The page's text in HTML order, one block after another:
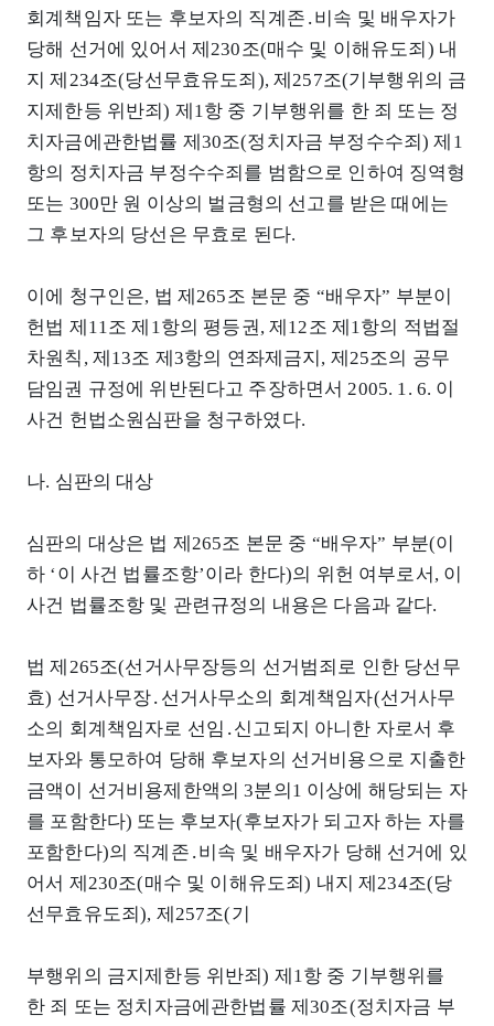
회계책임자 또는 후보자의 직계존․비속 및 배우자가
당해 선거에 있어서 제230조(매수 및 이해유도죄) 내
지 제234조(당선무효유도죄), 제257조(기부행위의 금
지제한등 위반죄) 제1항 중 기부행위를 한 죄 또는 정
치자금에관한법률 제30조(정치자금 부정수수죄) 제1
항의 정치자금 부정수수죄를 범함으로 인하여 징역형
또는 300만 원 이상의 벌금형의 선고를 받은 때에는
그 후보자의 당선은 무효로 된다.
이에 청구인은, 법 제265조 본문 중 “배우자” 부분이
헌법 제11조 제1항의 평등권, 제12조 제1항의 적법절
차원칙, 제13조 제3항의 연좌제금지, 제25조의 공무
담임권 규정에 위반된다고 주장하면서 2005. 1. 6. 이
사건 헌법소원심판을 청구하였다.
나. 심판의 대상
심판의 대상은 법 제265조 본문 중 “배우자” 부분(이
하 ‘이 사건 법률조항’이라 한다)의 위헌 여부로서, 이
사건 법률조항 및 관련규정의 내용은 다음과 같다.
법 제265조(선거사무장등의 선거범죄로 인한 당선무
효) 선거사무장․선거사무소의 회계책임자(선거사무
소의 회계책임자로 선임․신고되지 아니한 자로서 후
보자와 통모하여 당해 후보자의 선거비용으로 지출한
금액이 선거비용제한액의 3분의1 이상에 해당되는 자
를 포함한다) 또는 후보자(후보자가 되고자 하는 자를
포함한다)의 직계존․비속 및 배우자가 당해 선거에 있
어서 제230조(매수 및 이해유도죄) 내지 제234조(당
선무효유도죄), 제257조(기
부행위의 금지제한등 위반죄) 제1항 중 기부행위를
한 죄 또는 정치자금에관한법률 제30조(정치자금 부